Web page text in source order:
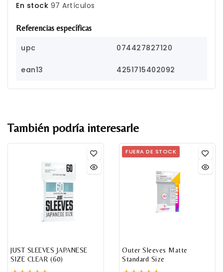
En stock 97 Artículos
Referencias específicas
upc 074427827120
ean13 4251715402092
También podría interesarle
JUST SLEEVES JAPANESE
SIZE CLEAR (60)
FUERA DE STOCK
Outer Sleeves Matte
Standard Size